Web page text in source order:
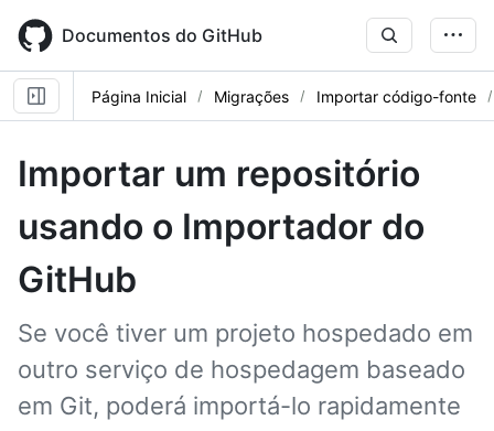
main
content
Documentos do GitHub
Página Inicial Migrações Importar código-fonte
Importar um repositório
usando o Importador do
GitHub
Se você tiver um projeto hospedado em
outro serviço de hospedagem baseado
em Git, poderá importá-lo rapidamente